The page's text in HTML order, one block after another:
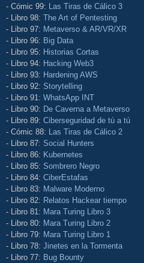
- Cómic 99: Las Tiras de Cálico 3
- Libro 98: The Art of Pentesting
- Libro 97: Metaverso & AR/VR/XR
- Libro 96: Big Data
- Libro 95: Historias Cortas
- Libro 94: Hacking Web3
- Libro 93: Hardening AWS
- Libro 92: Storytelling
- Libro 91: WhatsApp INT
- Libro 90: De Caverna a Metaverso
- Libro 89: Ciberseguridad de tú a tú
- Cómic 88: Las Tiras de Cálico 2
- Libro 87: Social Hunters
- Libro 86: Kubernetes
- Libro 85: Sombrero Negro
- Libro 84: CiberEstafas
- Libro 83: Malware Moderno
- Libro 82: Relatos Hackear tiempo
- Libro 81: Mara Turing Libro 3
- Libro 80: Mara Turing Libro 2
- Libro 79: Mara Turing Libro 1
- Libro 78: Jinetes en la Tormenta
- Libro 77: Bug Bounty